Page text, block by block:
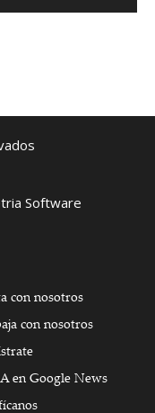
Software
con nosotros
con nosotros
en Google News